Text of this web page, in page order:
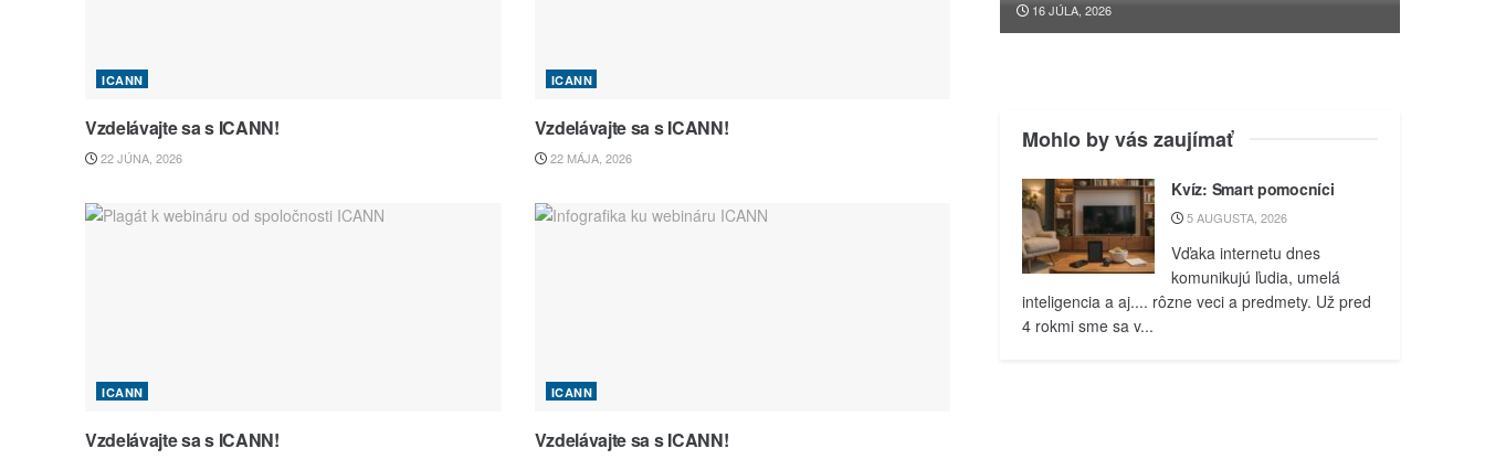
ICANN
Vzdelávajte sa s ICANN!
22 JÚNA, 2026
ICANN
Vzdelávajte sa s ICANN!
22 MÁJA, 2026
ICANN
Vzdelávajte sa s ICANN!
ICANN
Vzdelávajte sa s ICANN!
16 JÚLA, 2026
Mohlo by vás zaujímať
Kvíz: Smart pomocníci
5 AUGUSTA, 2026
Vďaka internetu dnes
komunikujú ľudia, umelá
inteligencia a aj.... rôzne veci a predmety. Už pred
4 rokmi sme sa v...